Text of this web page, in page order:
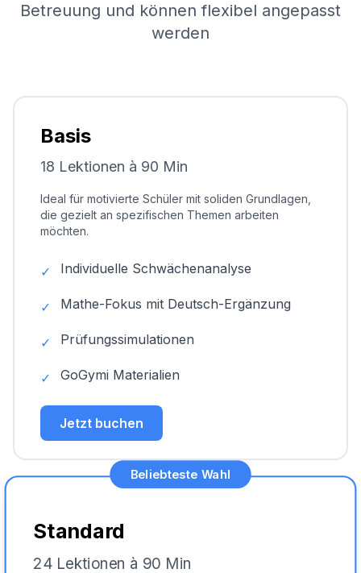
Betreuung und können flexibel angepasst
werden
Basis
18 Lektionen à 90 Min
Ideal für motivierte Schüler mit soliden Grundlagen,
die gezielt an spezifischen Themen arbeiten
möchten.
✓ Individuelle Schwächenanalyse
✓ Mathe-Fokus mit Deutsch-Ergänzung
✓ Prüfungssimulationen
✓ GoGymi Materialien
Jetzt buchen
Beliebteste Wahl
Standard
24 Lektionen à 90 Min